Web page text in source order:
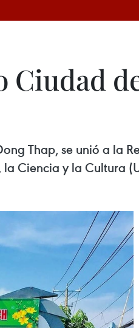
Ciudad
Thap, se unió a la
Ciencia y la Cultura